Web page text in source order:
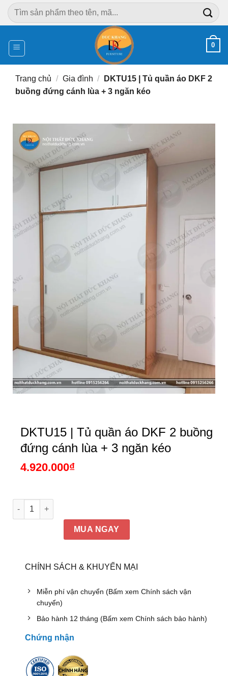
Chuyển
đến
dung
Tìm
kiếm:
0
Trang chủ / Gia đình /
DKTU15 | Tủ quần áo DKF 2
buồng đứng cánh lùa + 3 ngăn kéo
DKTU15 | Tủ quần áo DKF 2 buồng
đứng cánh lùa + 3 ngăn kéo
4.920.000₫
DKTU15 | Tủ quần áo DKF 2 buồng đứng cánh lùa + 3 ngăn
MUA NGAY
CHÍNH SÁCH & KHUYẾN MẠI
Miễn phí vận chuyển (Bấm xem Chính sách vận
chuyển)
Bảo hành 12 tháng (Bấm xem Chính sách bảo hành)
Chứng nhận